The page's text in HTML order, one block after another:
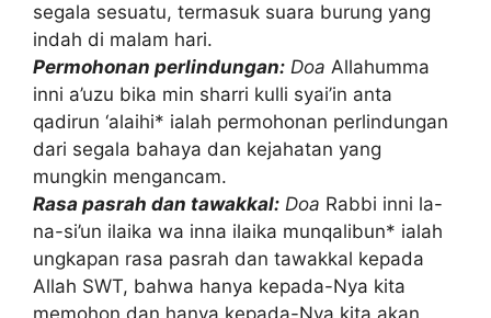
segala sesuatu, termasuk suara burung yang
indah di malam hari.
Permohonan perlindungan: Doa Allahumma
inni a’uzu bika min sharri kulli syai’in anta
qadirun ‘alaihi* ialah permohonan perlindungan
dari segala bahaya dan kejahatan yang
mungkin mengancam.
Rasa pasrah dan tawakkal: Doa Rabbi inni la-
na-si’un ilaika wa inna ilaika munqalibun* ialah
ungkapan rasa pasrah dan tawakkal kepada
Allah SWT, bahwa hanya kepada-Nya kita
memohon dan hanya kepada-Nya kita akan